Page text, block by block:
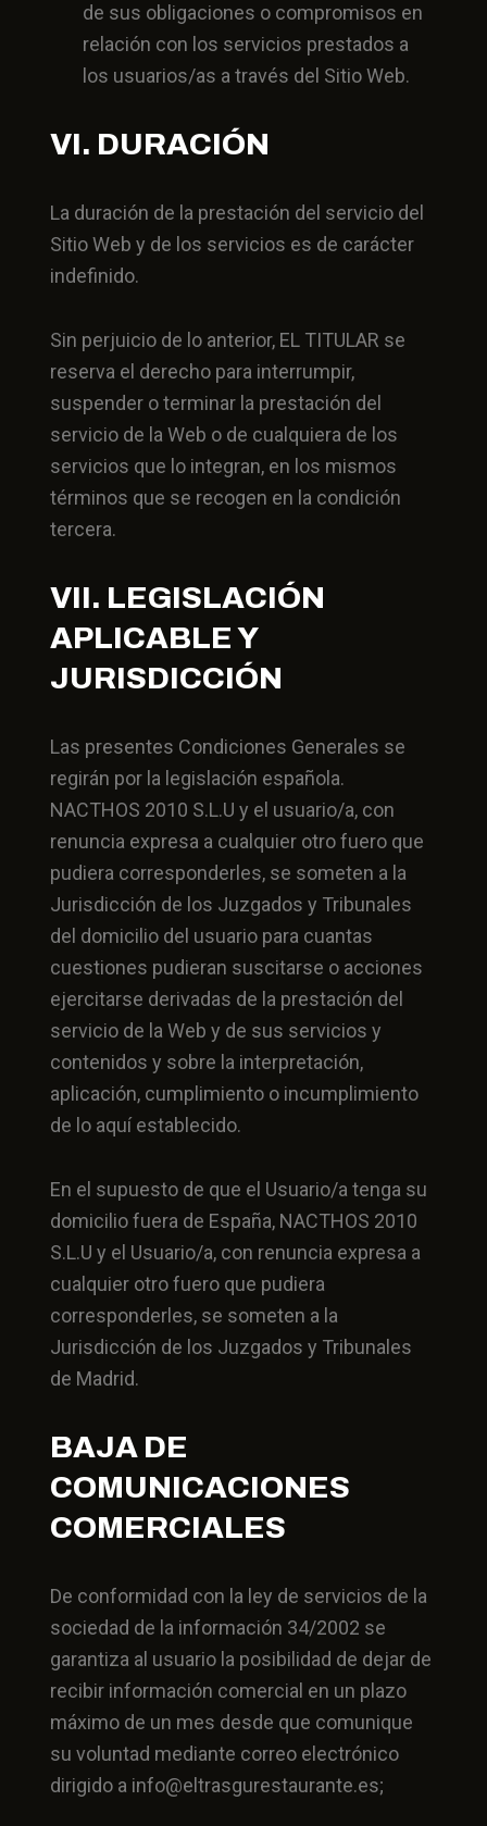
de sus obligaciones o compromisos en
relación con los servicios prestados a
los usuarios/as a través del Sitio Web.
VI. DURACIÓN
La duración de la prestación del servicio del
Sitio Web y de los servicios es de carácter
indefinido.
Sin perjuicio de lo anterior, EL TITULAR se
reserva el derecho para interrumpir,
suspender o terminar la prestación del
servicio de la Web o de cualquiera de los
servicios que lo integran, en los mismos
términos que se recogen en la condición
tercera.
VII. LEGISLACIÓN
APLICABLE Y
JURISDICCIÓN
Las presentes Condiciones Generales se
regirán por la legislación española.
NACTHOS 2010 S.L.U y el usuario/a, con
renuncia expresa a cualquier otro fuero que
pudiera corresponderles, se someten a la
Jurisdicción de los Juzgados y Tribunales
del domicilio del usuario para cuantas
cuestiones pudieran suscitarse o acciones
ejercitarse derivadas de la prestación del
servicio de la Web y de sus servicios y
contenidos y sobre la interpretación,
aplicación, cumplimiento o incumplimiento
de lo aquí establecido.
En el supuesto de que el Usuario/a tenga su
domicilio fuera de España, NACTHOS 2010
S.L.U y el Usuario/a, con renuncia expresa a
cualquier otro fuero que pudiera
corresponderles, se someten a la
Jurisdicción de los Juzgados y Tribunales
de Madrid.
BAJA DE
COMUNICACIONES
COMERCIALES
De conformidad con la ley de servicios de la
sociedad de la información 34/2002 se
garantiza al usuario la posibilidad de dejar de
recibir información comercial en un plazo
máximo de un mes desde que comunique
su voluntad mediante correo electrónico
dirigido a info@eltrasgurestaurante.es;